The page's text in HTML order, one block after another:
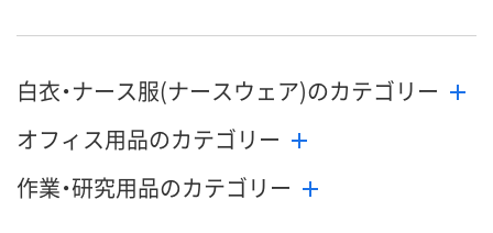
白衣・ナース服(ナースウェア)のカテゴリー
オフィス用品のカテゴリー
作業・研究用品のカテゴリー